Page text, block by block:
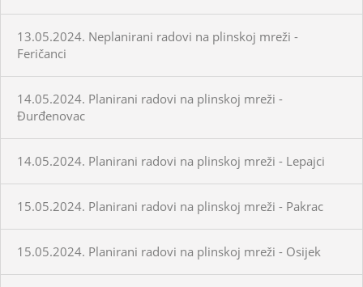
13.05.2024. Neplanirani radovi na plinskoj mreži -
Feričanci
14.05.2024. Planirani radovi na plinskoj mreži -
Đurđenovac
14.05.2024. Planirani radovi na plinskoj mreži - Lepajci
15.05.2024. Planirani radovi na plinskoj mreži - Pakrac
15.05.2024. Planirani radovi na plinskoj mreži - Osijek